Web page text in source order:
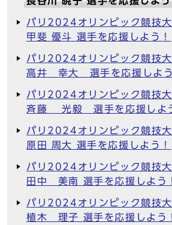
パリ2024オリンピック競技
甲斐 優斗 選手を応援しよう！
パリ2024オリンピック競技
高井 幸大 選手を応援しよう
パリ2024オリンピック競技
斉藤 光毅 選手を応援しよ
パリ2024オリンピック競技
原田 周大 選手を応援しよう！
パリ2024オリンピック競技
田中 美南 選手を応援しよう
パリ2024オリンピック競技
植木 理子 選手を応援しよう